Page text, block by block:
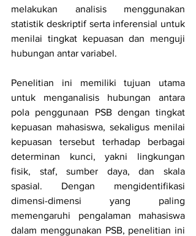
melakukan analisis menggunakan
statistik deskriptif serta inferensial untuk
menilai tingkat kepuasan dan menguji
hubungan antar variabel.
Penelitian ini memiliki tujuan utama
untuk menganalisis hubungan antara
pola penggunaan PSB dengan tingkat
kepuasan mahasiswa, sekaligus menilai
kepuasan tersebut terhadap berbagai
determinan kunci, yakni lingkungan
fisik, staf, sumber daya, dan skala
spasial. Dengan mengidentifikasi
dimensi-dimensi yang paling
memengaruhi pengalaman mahasiswa
dalam menggunakan PSB, penelitian ini